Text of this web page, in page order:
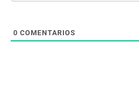
0 COMENTARIOS